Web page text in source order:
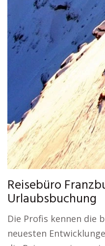
Reisebüro
Urlaubsbuchung
Die Profis kennen die
neuesten